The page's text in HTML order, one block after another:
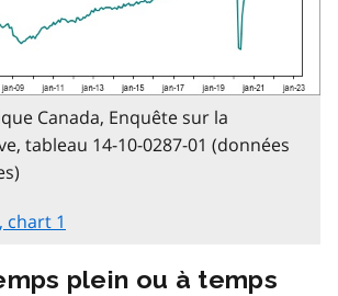
Canada, Enquête sur la
tableau 14-10-0287-01 (données
chart 1
plein ou à temps